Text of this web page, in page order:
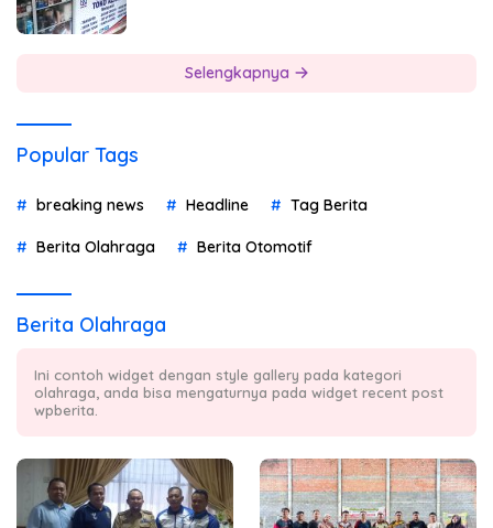
Selengkapnya
Popular Tags
breaking news Headline Tag Berita
Berita Olahraga Berita Otomotif
Berita Olahraga
Ini contoh widget dengan style gallery pada kategori
olahraga, anda bisa mengaturnya pada widget recent post
wpberita.